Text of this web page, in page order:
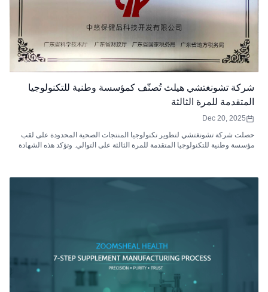
شركة تشونغتشي هيلث تُصنّف كمؤسسة وطنية للتكنولوجيا
المتقدمة للمرة الثالثة
Dec 20, 2025
حصلت شركة تشونغتشي لتطوير تكنولوجيا المنتجات الصحية المحدودة على لقب
مؤسسة وطنية للتكنولوجيا المتقدمة للمرة الثالثة على التوالي. وتؤكد هذه الشهادة